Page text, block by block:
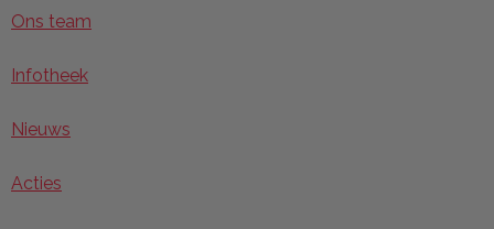
Ons team
Infotheek
Nieuws
Acties